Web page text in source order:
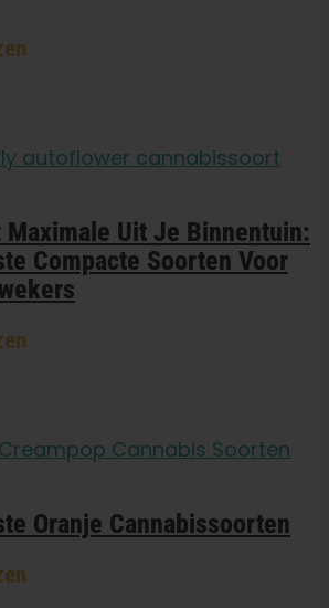
Maximale Uit Je Binnentuin:
Compacte Soorten Voor
Oranje Cannabissoorten